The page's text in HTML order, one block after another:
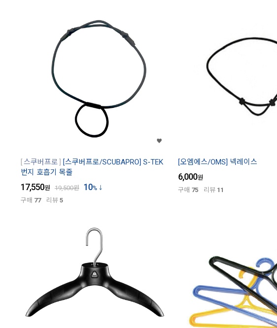
스쿠버프로
[스쿠버프로/SCUBAPRO] S-TEK
번지 호흡기 목줄
17,550원 19,500원 10%
구매 77 리뷰 5
[오엠에스/OMS] 넥레이스
6,000원
구매 75 리뷰 11